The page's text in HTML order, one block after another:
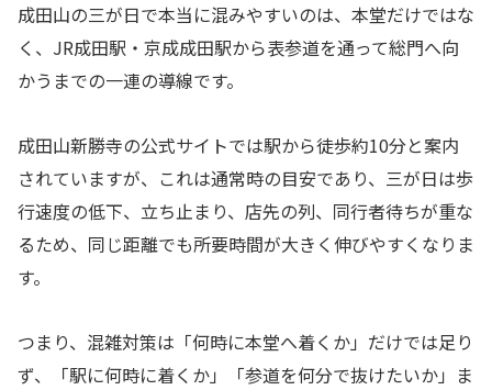
成田山の三が日で本当に混みやすいのは、本堂だけではな
く、JR成田駅・京成成田駅から表参道を通って総門へ向
かうまでの一連の導線です。
成田山新勝寺の公式サイトでは駅から徒歩約10分と案内
されていますが、これは通常時の目安であり、三が日は歩
行速度の低下、立ち止まり、店先の列、同行者待ちが重な
るため、同じ距離でも所要時間が大きく伸びやすくなりま
す。
つまり、混雑対策は「何時に本堂へ着くか」だけでは足り
ず、「駅に何時に着くか」「参道を何分で抜けたいか」ま